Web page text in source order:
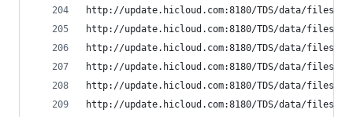
http://update.hicloud.com:8180/TDS/data/files/p9/
http://update.hicloud.com:8180/TDS/data/files/p9/
http://update.hicloud.com:8180/TDS/data/files/p9/
http://update.hicloud.com:8180/TDS/data/files/p9/
http://update.hicloud.com:8180/TDS/data/files/p9/
http://update.hicloud.com:8180/TDS/data/files/p9/